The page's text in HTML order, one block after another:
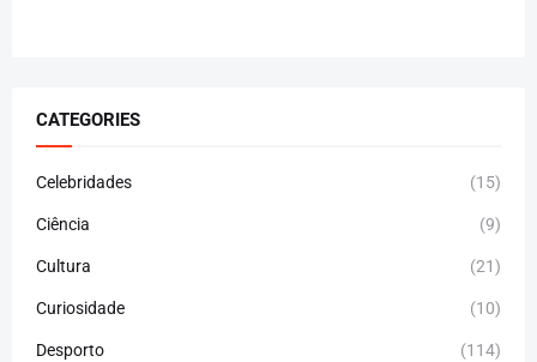
CATEGORIES
Celebridades (15)
Ciência (9)
Cultura (21)
Curiosidade (10)
Desporto (114)